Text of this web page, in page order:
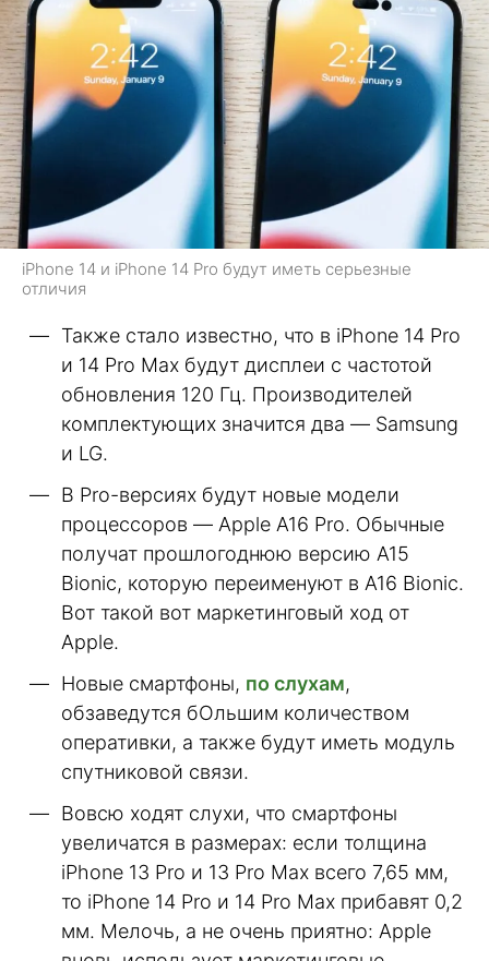
iPhone 14 и iPhone 14 Pro будут иметь серьезные
отличия
Также стало известно, что в iPhone 14 Pro
и 14 Pro Max будут дисплеи с частотой
обновления 120 Гц. Производителей
комплектующих значится два — Samsung
и LG.
В Pro-версиях будут новые модели
процессоров — Apple A16 Pro. Обычные
получат прошлогоднюю версию А15
Bionic, которую переименуют в А16 Bionic.
Вот такой вот маркетинговый ход от
Apple.
Новые смартфоны, по слухам,
обзаведутся бОльшим количеством
оперативки, а также будут иметь модуль
спутниковой связи.
Вовсю ходят слухи, что смартфоны
увеличатся в размерах: если толщина
iPhone 13 Pro и 13 Pro Max всего 7,65 мм,
то iPhone 14 Pro и 14 Pro Max прибавят 0,2
мм. Мелочь, а не очень приятно: Apple